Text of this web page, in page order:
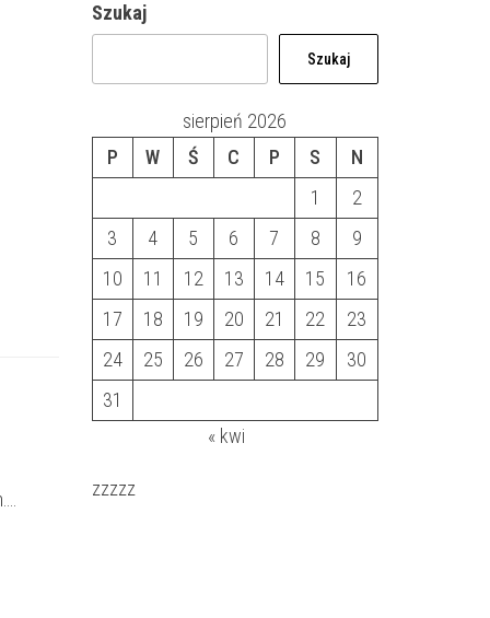
Szukaj
Szukaj
sierpień 2026
P
W Ś C P S
N
1
2
3
4 5 6 7 8
9
10
11 12 13 14 15
16
17
18 19 20 21 22
23
24
25 26 27 28 29
30
31
« kwi
zzzzz